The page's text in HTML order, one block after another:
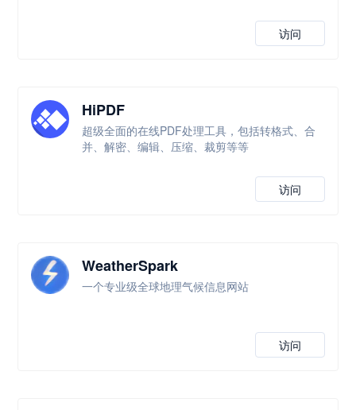
访问
HiPDF
超级全面的在线PDF处理工具，包括转格式、合
并、解密、编辑、压缩、裁剪等等
访问
WeatherSpark
一个专业级全球地理气候信息网站
访问